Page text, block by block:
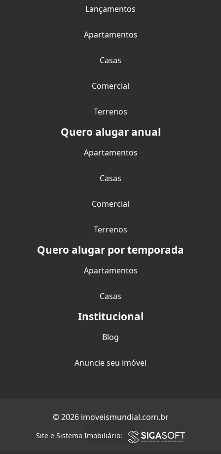
Filtro
Lançamentos
Apartamentos
Casas
Comercial
Terrenos
Quero alugar anual
Apartamentos
Casas
Comercial
Terrenos
Quero alugar por temporada
Apartamentos
Casas
Institucional
Blog
Anuncie seu imóvel
© 2026 imoveismundial.com.br
Site e Sistema Imobiliário: